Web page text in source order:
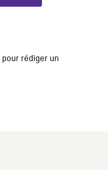
pour rédiger un